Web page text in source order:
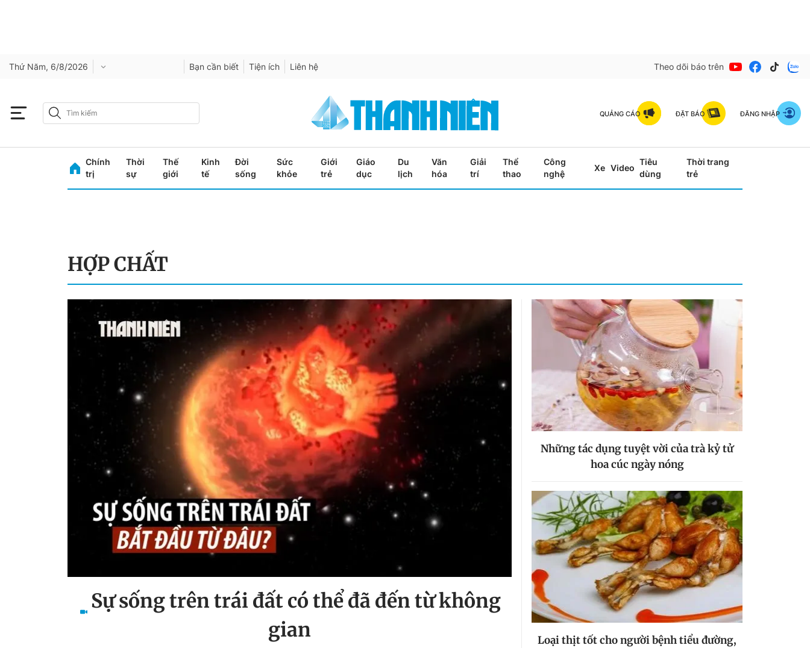
Thứ Năm, 6/8/2026 Bạn cần biết Tiện ích Liên hệ Theo dõi báo trên
QUẢNG CÁO ĐẶT BÁO ĐĂNG NHẬP
Chính
trị
Thời
sự
Thế
giới
Kinh
tế
Đời
sống
Sức
khỏe
Giới
trẻ
Giáo
dục
Du
lịch
Văn
hóa
Giải
trí
Thể
thao
Công
nghệ
Xe Video
Tiêu
dùng
Thời trang
trẻ
HỢP CHẤT
Sự sống trên trái đất có thể đã đến từ không
gian
Những tác dụng tuyệt vời của trà kỷ tử
hoa cúc ngày nóng
Loại thịt tốt cho người bệnh tiểu đường,